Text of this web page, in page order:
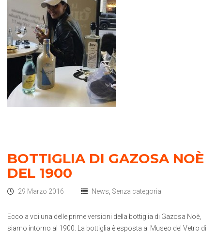
BOTTIGLIA DI GAZOSA NOÈ
DEL 1900
29 Marzo 2016 News, Senza categoria
Ecco a voi una delle prime versioni della bottiglia di Gazosa Noè,
siamo intorno al 1900. La bottiglia è esposta al Museo del Vetro di